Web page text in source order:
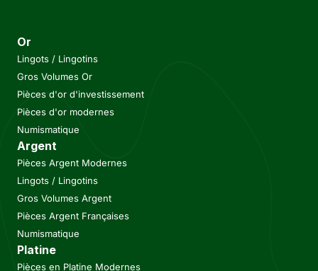
Or
Lingots / Lingotins
Gros Volumes Or
Pièces d'or d'investissement
Pièces d'or modernes
Numismatique
Argent
Pièces Argent Modernes
Lingots / Lingotins
Gros Volumes Argent
Pièces Argent Françaises
Numismatique
Platine
Pièces en Platine Modernes